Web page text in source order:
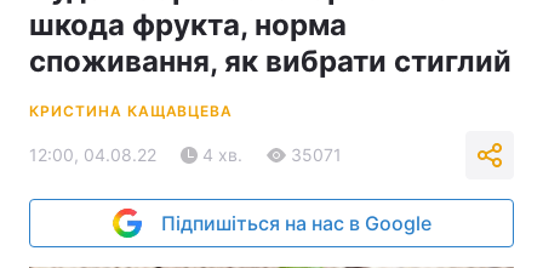
шкода фрукта, норма
споживання, як вибрати стиглий
КРИСТИНА КАЩАВЦЕВА
12:00, 04.08.22 4 хв. 35071
Підпишіться на нас в Google